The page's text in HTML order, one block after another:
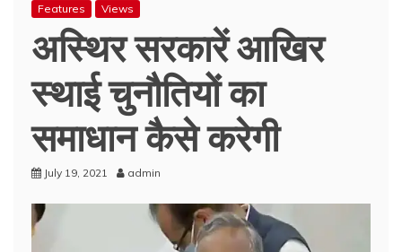
Features Views
अस्थिर सरकारें आखिर
स्थाई चुनौतियों का
समाधान कैसे करेगी
July 19, 2021 admin